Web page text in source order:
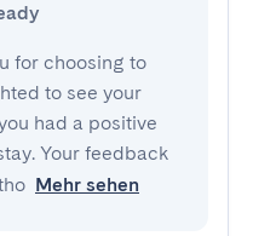
for choosing to
to see your
had a positive
Your feedback
Mehr sehen